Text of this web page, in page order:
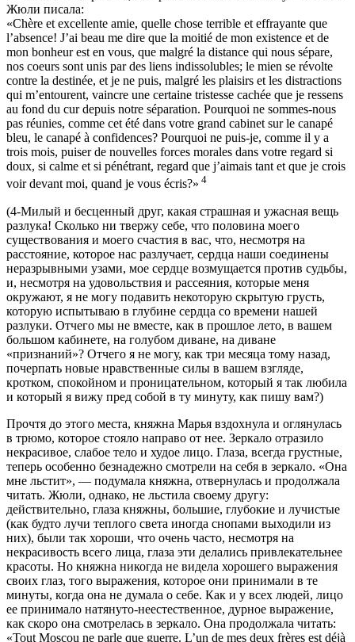
Жюли писала:
«Chère et excellente amie, quelle chose terrible et effrayante que
l’absence! J’ai beau me dire que la moitié de mon existence et de
mon bonheur est en vous, que malgré la distance qui nous sépare,
nos coeurs sont unis par des liens indissolubles; le mien se révolte
contre la destinée, et je ne puis, malgré les plaisirs et les distractions
qui m’entourent, vaincre une certaine tristesse cachée que je ressens
au fond du cur depuis notre séparation. Pourquoi ne sommes-nous
pas réunies, comme cet été dans votre grand cabinet sur le canapé
bleu, le canapé à confidences? Pourquoi ne puis-je, comme il y a
trois mois, puiser de nouvelles forces morales dans votre regard si
doux, si calme et si pénétrant, regard que j’aimais tant et que je crois
voir devant moi, quand je vous écris?» 4
(4-Милый и бесценный друг, какая страшная и ужасная вещь
разлука! Сколько ни твержу себе, что половина моего
существования и моего счастия в вас, что, несмотря на
расстояние, которое нас разлучает, сердца наши соединены
неразрывными узами, мое сердце возмущается против судьбы,
и, несмотря на удовольствия и рассеяния, которые меня
окружают, я не могу подавить некоторую скрытую грусть,
которую испытываю в глубине сердца со времени нашей
разлуки. Отчего мы не вместе, как в прошлое лето, в вашем
большом кабинете, на голубом диване, на диване
«признаний»? Отчего я не могу, как три месяца тому назад,
почерпать новые нравственные силы в вашем взгляде,
кротком, спокойном и проницательном, который я так любила
и который я вижу пред собой в ту минуту, как пишу вам?)
Прочтя до этого места, княжна Марья вздохнула и оглянулась
в трюмо, которое стояло направо от нее. Зеркало отразило
некрасивое, слабое тело и худое лицо. Глаза, всегда грустные,
теперь особенно безнадежно смотрели на себя в зеркало. «Она
мне льстит», — подумала княжна, отвернулась и продолжала
читать. Жюли, однако, не льстила своему другу:
действительно, глаза княжны, большие, глубокие и лучистые
(как будто лучи теплого света иногда снопами выходили из
них), были так хороши, что очень часто, несмотря на
некрасивость всего лица, глаза эти делались привлекательнее
красоты. Но княжна никогда не видела хорошего выражения
своих глаз, того выражения, которое они принимали в те
минуты, когда она не думала о себе. Как и у всех людей, лицо
ее принимало натянуто-неестественное, дурное выражение,
как скоро она смотрелась в зеркало. Она продолжала читать:
«Tout Moscou ne parle que guerre. L’un de mes deux frères est déjà